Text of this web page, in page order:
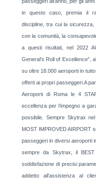
in questo caso, premia il
discipline, tra cui la
con la comunità, la
a questi risultati, nel 2022
General’s Roll of Excellence”,
su oltre 18.000 aeroporti in
offerti ai propri passeggeri.A
Aeroporti di Roma le 4
eccellenza per l’impegno a
possibile. Sempre Skytrax
MOST IMPROVED AIRPORT
passeggeri in diversi aeroporti
sempre da Skytrax, il
soddisfazione di precisi
addetto all’assistenza al